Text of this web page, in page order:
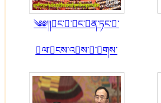
༄༅།།ང་་ང་ན་ཏང་་
ལ་ངས་འས་་གས་